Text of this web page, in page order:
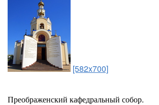
[582x700]
Преображенский кафедральный собор.